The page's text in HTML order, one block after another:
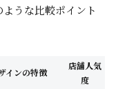
うな比較ポイント
インの特徴
店舗人気
度